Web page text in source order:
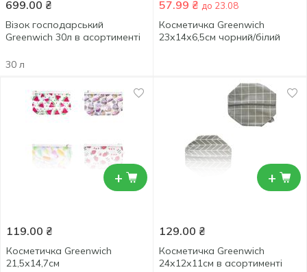
699.00 ₴
Візок господарський
Greenwich 30л в асортименті
30 л
57.99 ₴ до 23.08
Косметичка Greenwich
23х14х6,5см чорний/білий
+
119.00 ₴
Косметичка Greenwich
21,5х14,7см
+
129.00 ₴
Косметичка Greenwich
24х12х11см в асортименті